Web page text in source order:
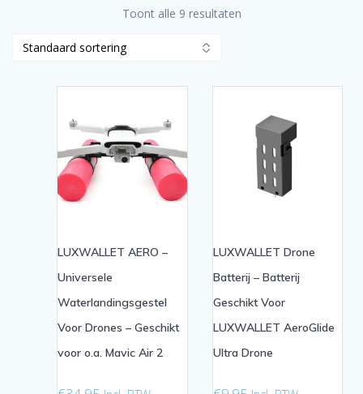
Toont alle 9 resultaten
LUXWALLET AERO –
Universele
Waterlandingsgestel
Voor Drones – Geschikt
voor o.a. Mavic Air 2
LUXWALLET Drone
Batterij – Batterij
Geschikt Voor
LUXWALLET AeroGlide
Ultra Drone